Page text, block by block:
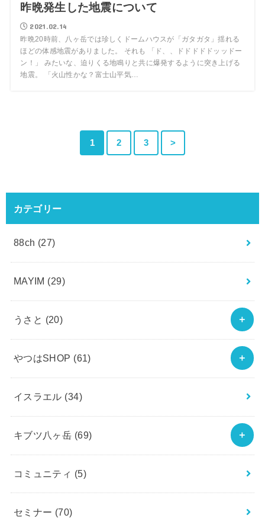
昨晩発生した地震について
2021.02.14
昨晩20時前、八ヶ岳では珍しくドームハウスが「ガタガタ」揺れる
ほどの体感地震がありました。 それも 「ド、、ドドドドドッッドー
ン！」 みたいな、迫りくる地鳴りと共に爆発するように突き上げる
地震。 「火山性かな？富士山平気…
1 2 3 >
カテゴリー
88ch (27)
MAYIM (29)
うさと (20)
やつはSHOP (61)
イスラエル (34)
キブツ八ヶ岳 (69)
コミュニティ (5)
セミナー (70)